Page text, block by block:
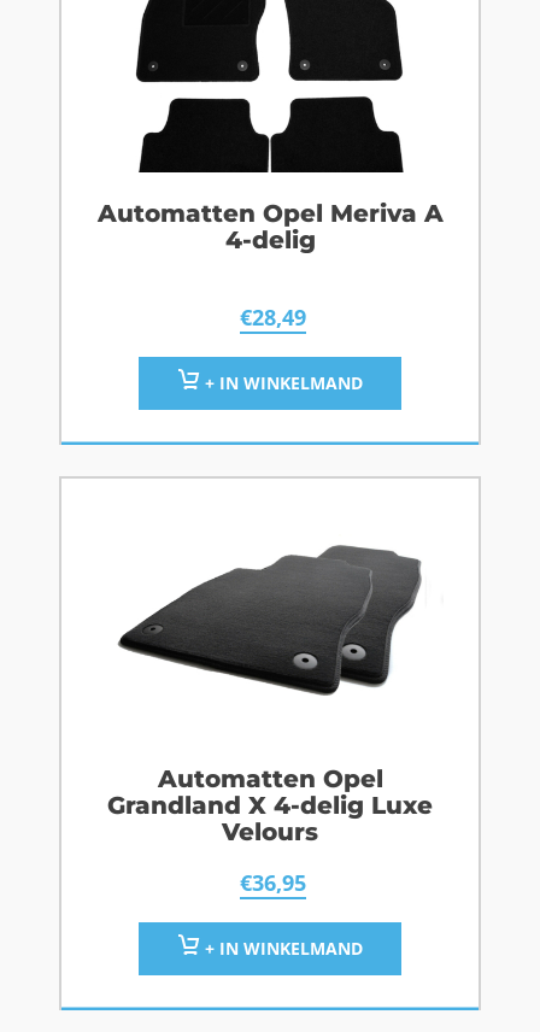
Automatten Opel Meriva A
4-delig
€28,49
+ IN WINKELMAND
Automatten Opel
Grandland X 4-delig Luxe
Velours
€36,95
+ IN WINKELMAND